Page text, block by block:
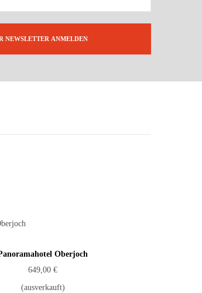
Oberjoch
649,00 €
(ausverkauft)